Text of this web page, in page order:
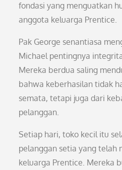
fondasi yang menguatkan
anggota keluarga Prentice.
Pak George senantiasa
Michael pentingnya
Mereka berdua saling
bahwa keberhasilan tidak
semata, tetapi juga dari
pelanggan.
Setiap hari, toko kecil itu
pelanggan setia yang telah
keluarga Prentice. Mereka